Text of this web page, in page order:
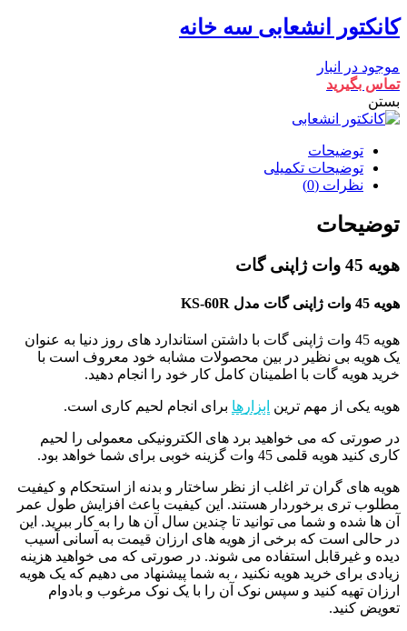
کانکتور انشعابی سه خانه
موجود در انبار
تماس بگیرید
بستن
توضیحات
توضیحات تکمیلی
نظرات (0)
توضیحات
هویه 45 وات ژاپنی گات
هویه 45 وات ژاپنی گات مدل KS-60R
هویه 45 وات ژاپنی گات با داشتن استاندارد های روز دنیا به عنوان
یک هویه بی نظیر در بین محصولات مشابه خود معروف است با
خريد هويه گات با اطمينان کامل کار خود را انجام دهيد.
هویه یکی از مهم ترین ابزارها برای انجام لحیم کاری است.
در صورتی که می خواهید برد های الکترونیکی معمولی را لحیم
کاری کنید هویه قلمی 45 وات گزینه خوبی برای شما خواهد بود.
هویه های گران تر اغلب از نظر ساختار و بدنه از استحکام و کیفیت
مطلوب تری برخوردار هستند. این کیفیت باعث افزایش طول عمر
آن ها شده و شما می توانید تا چندین سال آن ها را به کار ببرید. این
در حالی است که برخی از هویه های ارزان قیمت به آسانی آسیب
دیده و غیرقابل استفاده می شوند. در صورتی که می خواهید هزینه
زیادی برای خرید هویه نکنید ، به شما پیشنهاد می دهیم که یک هویه
ارزان تهیه کنید و سپس نوک آن را با یک نوک مرغوب و بادوام
تعویض کنید.